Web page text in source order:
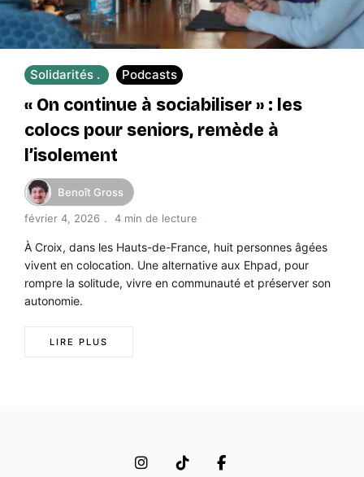
Solidarités Podcasts
« On continue à sociabiliser » : les
colocs pour seniors, remède à
l’isolement
Benoît Gross
février 4, 2026
4 min de lecture
À Croix, dans les Hauts-de-France, huit personnes âgées
vivent en colocation. Une alternative aux Ehpad, pour
rompre la solitude, vivre en communauté et préserver son
autonomie.
LIRE PLUS